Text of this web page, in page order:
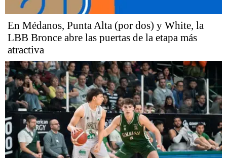
En Médanos, Punta Alta (por dos) y White, la
LBB Bronce abre las puertas de la etapa más
atractiva